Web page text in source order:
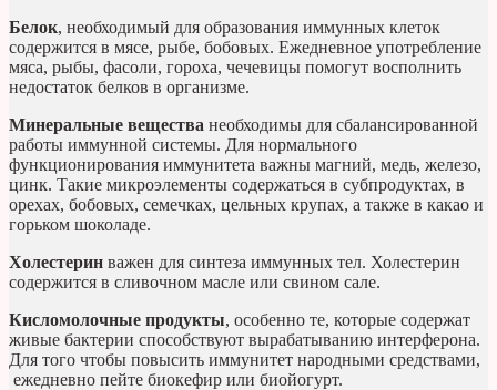
Белок, необходимый для образования иммунных клеток
содержится в мясе, рыбе, бобовых. Ежедневное употребление
мяса, рыбы, фасоли, гороха, чечевицы помогут восполнить
недостаток белков в организме.
Минеральные вещества необходимы для сбалансированной
работы иммунной системы. Для нормального
функционирования иммунитета важны магний, медь, железо,
цинк. Такие микроэлементы содержаться в субпродуктах, в
орехах, бобовых, семечках, цельных крупах, а также в какао и
горьком шоколаде.
Холестерин важен для синтеза иммунных тел. Холестерин
содержится в сливочном масле или свином сале.
Кисломолочные продукты, особенно те, которые содержат
живые бактерии способствуют вырабатыванию интерферона.
Для того чтобы повысить иммунитет народными средствами,
ежедневно пейте биокефир или биойогурт.